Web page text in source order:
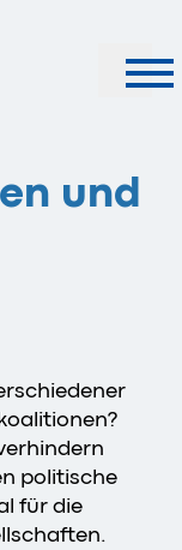
und
politische
für die